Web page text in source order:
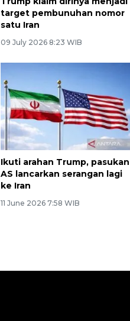
target pembunuhan nomor
satu Iran
09 July 2026 8:23 WIB
Ikuti arahan Trump, pasukan
AS lancarkan serangan lagi
ke Iran
11 June 2026 7:58 WIB